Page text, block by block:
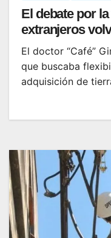
El debate por
extranjeros
El doctor “Café”
que buscaba
adquisición de